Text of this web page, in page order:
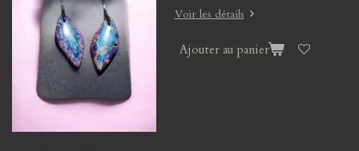
Voir les détails
Ajouter au panier